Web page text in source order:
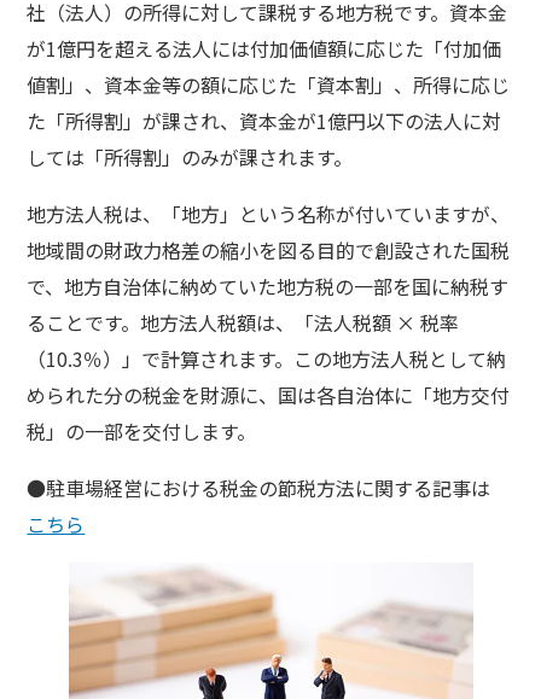
社（法人）の所得に対して課税する地方税です。資本金
が1億円を超える法人には付加価値額に応じた「付加価
値割」、資本金等の額に応じた「資本割」、所得に応じ
た「所得割」が課され、資本金が1億円以下の法人に対
しては「所得割」のみが課されます。
地方法人税は、「地方」という名称が付いていますが、
地域間の財政力格差の縮小を図る目的で創設された国税
で、地方自治体に納めていた地方税の一部を国に納税す
ることです。地方法人税額は、「法人税額 × 税率
（10.3％）」で計算されます。この地方法人税として納
められた分の税金を財源に、国は各自治体に「地方交付
税」の一部を交付します。
●駐車場経営における税金の節税方法に関する記事は
こちら